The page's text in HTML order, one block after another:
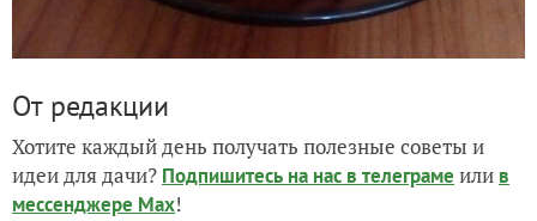
От редакции
Хотите каждый день получать полезные советы и
идеи для дачи? Подпишитесь на нас в телеграме или в
мессенджере Max!